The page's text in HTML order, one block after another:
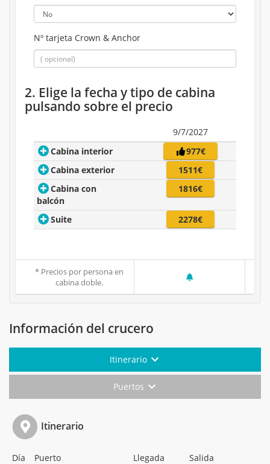
Nº tarjeta Crown & Anchor
2. Elige la fecha y tipo de cabina
pulsando sobre el precio
9/7/2027
Cabina interior
977€
Cabina exterior
1511€
Cabina con
balcón
1816€
Suite 2278€
* Precios por persona en
cabina doble.
Información del crucero
Itinerario
Puertos
Itinerario
Día Puerto Llegada
Salida